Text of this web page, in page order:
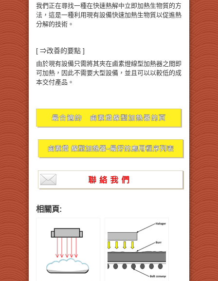
我們正在尋找一種在快速熱解中立即加熱生物質的方
法，這是一種利用現有設備快速加熱生物質以促進熱
分解的技術。
[ ⇒改善的要點 ]
由於現有設備只需將其夾在鹵素燈線型加熱器之間即
可加熱，因此不需要大型設備，並且可以以較低的成
本交付產品。
相關頁: